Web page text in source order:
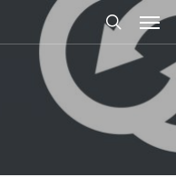
search